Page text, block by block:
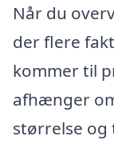
Når du
der flere
kommer til
afhænger
størrelse og